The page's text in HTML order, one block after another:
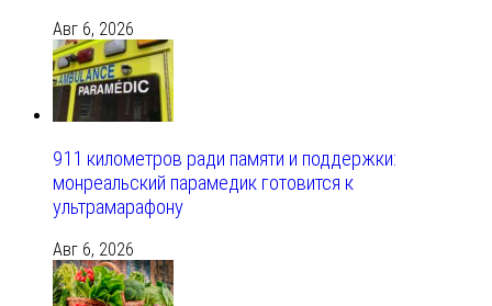
Авг 6, 2026
911 километров ради памяти и поддержки:
монреальский парамедик готовится к
ультрамарафону
Авг 6, 2026